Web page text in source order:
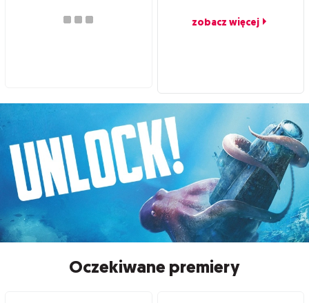
zobacz więcej
Oczekiwane premiery